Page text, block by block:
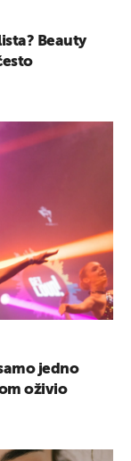
Beauty
jedno
oživio